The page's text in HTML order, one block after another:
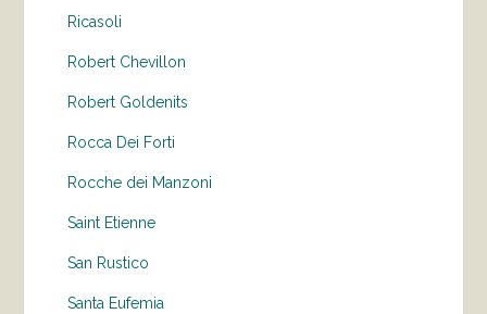
Ricasoli
Robert Chevillon
Robert Goldenits
Rocca Dei Forti
Rocche dei Manzoni
Saint Etienne
San Rustico
Santa Eufemia